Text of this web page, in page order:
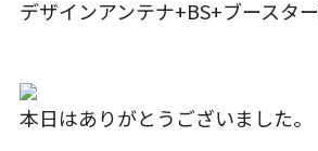
デザインアンテナ+BS+ブースタ
本日はありがとうございました。